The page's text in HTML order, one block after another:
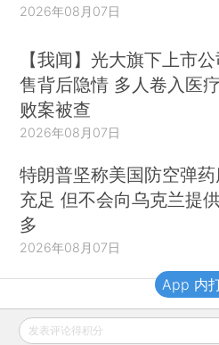
2026年08月07日
【我闻】光大旗下上市
售背后隐情 多人卷入医
败案被查
2026年08月07日
特朗普坚称美国防空弹
充足 但不会向乌克兰提
多
2026年08月07日
财新移动
发表评论得积分
App 内